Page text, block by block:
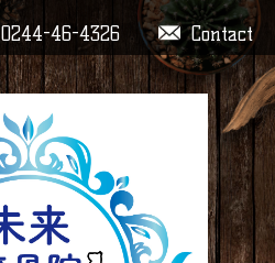
Contact
0244-46-4326